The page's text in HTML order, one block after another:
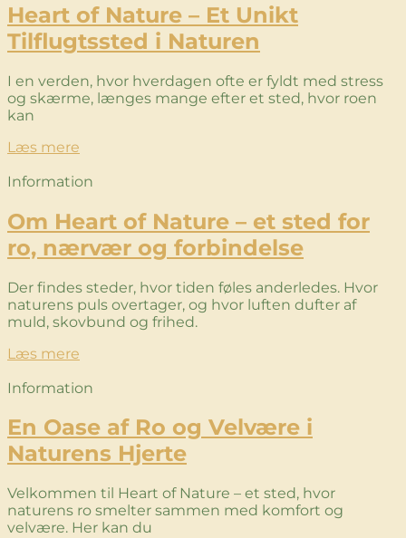
Heart of Nature – Et Unikt
Tilflugtssted i Naturen
I en verden, hvor hverdagen ofte er fyldt med stress
og skærme, længes mange efter et sted, hvor roen
kan
Læs mere
Information
Om Heart of Nature – et sted for
ro, nærvær og forbindelse
Der findes steder, hvor tiden føles anderledes. Hvor
naturens puls overtager, og hvor luften dufter af
muld, skovbund og frihed.
Læs mere
Information
En Oase af Ro og Velvære i
Naturens Hjerte
Velkommen til Heart of Nature – et sted, hvor
naturens ro smelter sammen med komfort og
velvære. Her kan du